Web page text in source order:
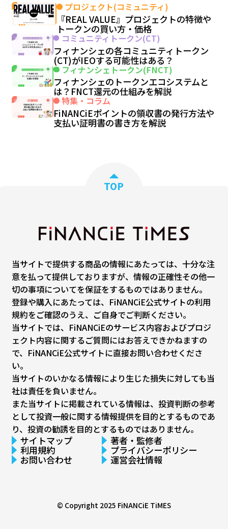
プロジェクト(コミュニティ)
『REAL VALUE』プロジェクトの特徴や
トークンの買い方・価格
コミュニティトークン(CT)
フィナンシェの各コミュニティトークン
(CT)がIEOする可能性はある？
フィナンシェトークン(FNCT)
フィナンシェのトークンエコシステムと
は？FNCT還元の仕組みを解説
特集・コラム
FiNANCiEポイントの領収書の発行方法や
支払い証明書の書き方を解説
TOP
当サイトで提供する商品の情報にあたっては、十分な注
意を払って提供しておりますが、情報の正確性その他一
切の事項についてを保証をするものではありません。
登録や購入にあたっては、FiNANCiE公式サイトの利用
規約をご確認のうえ、ご自身でご判断ください。
当サイトでは、FiNANCiEのサービス内容およびプロジ
ェクト内容に関するご質問にはお答えできかねますの
で、FiNANCiE公式サイトに直接お問い合わせくださ
い。
当サイトのいかなる情報により生じた損失に対しても当
社は責任を負いません。
また当サイトに掲載されている情報は、投資判断の参考
として投資一般に関する情報提供を目的とするものであ
り、投資の勧誘を目的とするものではありません。
サイトマップ 著者・監修者
利用規約 プライバシーポリシー
お問い合わせ 運営会社情報
© Copyright 2025 FiNANCiE TiMES